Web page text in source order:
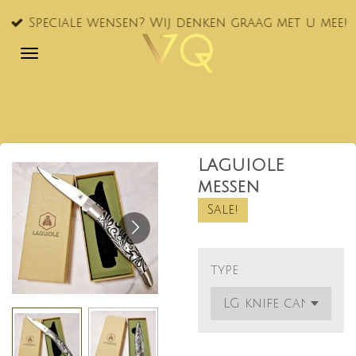
Ga
naar
Speciale wensen? Wij denken graag met u mee!
LAGUIOLE
messen
Sale!
type